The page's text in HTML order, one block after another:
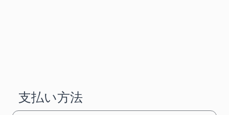
支払い方法